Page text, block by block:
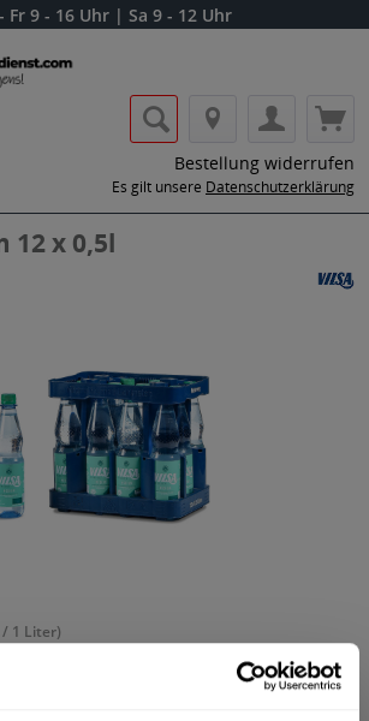
Fr 9 - 16 Uhr | Sa 9 - 12 Uhr
Bestellung widerrufen
Es gilt unsere Datenschutzerklärung
12 x 0,5l
1 Liter)